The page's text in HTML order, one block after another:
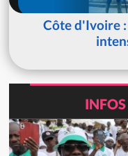
Côte d'Ivoire :
INFOS